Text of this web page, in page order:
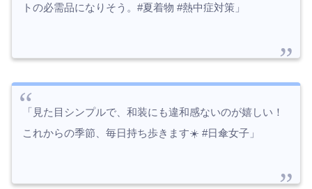
トの必需品になりそう。#夏着物 #熱中症対策」
「見た目シンプルで、和装にも違和感ないのが嬉しい！
これからの季節、毎日持ち歩きます☀️ #日傘女子」